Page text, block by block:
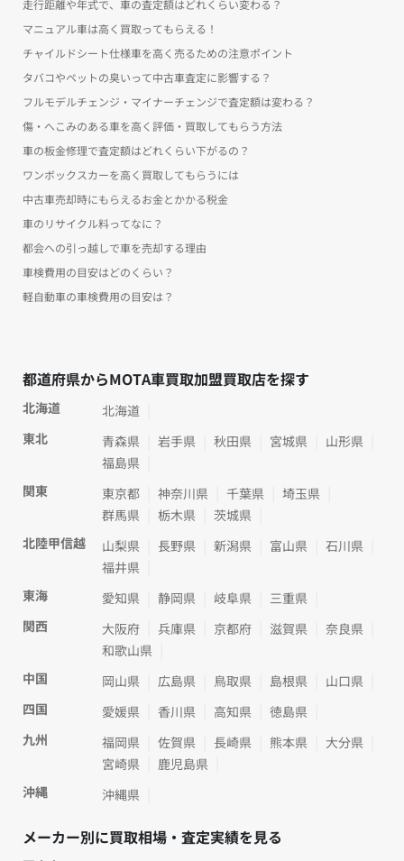
走行距離や年式で、車の査定額はどれくらい変わる？
マニュアル車は高く買取ってもらえる！
チャイルドシート仕様車を高く売るための注意ポイント
タバコやペットの臭いって中古車査定に影響する？
フルモデルチェンジ・マイナーチェンジで査定額は変わる？
傷・へこみのある車を高く評価・買取してもらう方法
車の板金修理で査定額はどれくらい下がるの？
ワンボックスカーを高く買取してもらうには
中古車売却時にもらえるお金とかかる税金
車のリサイクル料ってなに？
都会への引っ越しで車を売却する理由
車検費用の目安はどのくらい？
軽自動車の車検費用の目安は？
都道府県からMOTA車買取加盟買取店を探す
北海道
北海道
東北
青森県 岩手県 秋田県 宮城県
山形県
福島県
関東
東京都 神奈川県 千葉県
埼玉県
群馬県
栃木県
茨城県
北陸甲信越
山梨県 長野県 新潟県 富山県
石川県
福井県
東海
愛知県 静岡県 岐阜県
三重県
関西
大阪府 兵庫県 京都府 滋賀県
奈良県
和歌山県
中国
岡山県 広島県 鳥取県 島根県
山口県
四国
愛媛県 香川県 高知県
徳島県
九州
福岡県 佐賀県 長崎県 熊本県
大分県
宮崎県
鹿児島県
沖縄
沖縄県
メーカー別に買取相場・査定実績を見る